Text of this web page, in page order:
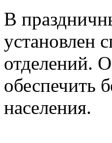
В
установлен
отделений.
обеспечить
населения.